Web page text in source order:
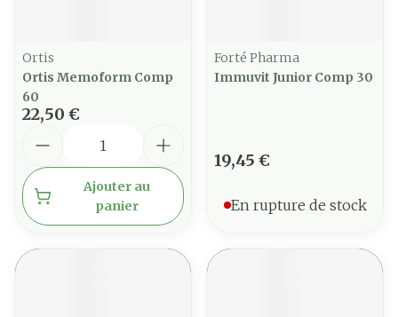
Ortis
Ortis Memoform Comp
60
22,50 €
Ajouter au
panier
Forté Pharma
Immuvit Junior Comp 30
19,45 €
En rupture de stock